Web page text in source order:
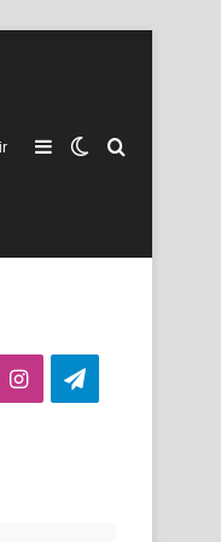
Barra lateral
Switch skin
InstagramTelegram